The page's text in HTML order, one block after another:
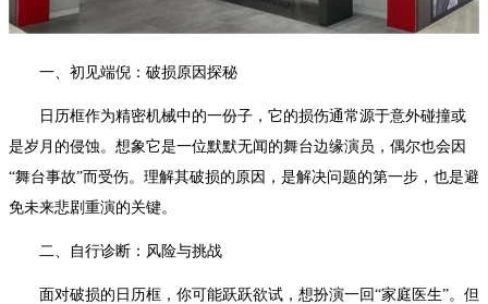
太原市迎泽区迎泽街道解放路15号亨得利名表维修授权店3楼（需提前预约）
沈阳市沈河区中街路137号亨得利名表维修授权店1楼（需提前预约）
沈阳市沈河区中街路83号亨得利名表维修授权店1楼（需提前预约）
黑龙江省黑河市爱辉区中央街帝舵售后服务中心（需提前预约）
一、初见端倪：破损原因探秘
日历框作为精密机械中的一份子，它的损伤通常源于意外碰撞或
是岁月的侵蚀。想象它是一位默默无闻的舞台边缘演员，偶尔也会因
“舞台事故”而受伤。理解其破损的原因，是解决问题的第一步，也是避
免未来悲剧重演的关键。
二、自行诊断：风险与挑战
面对破损的日历框，你可能跃跃欲试，想扮演一回“家庭医生”。但